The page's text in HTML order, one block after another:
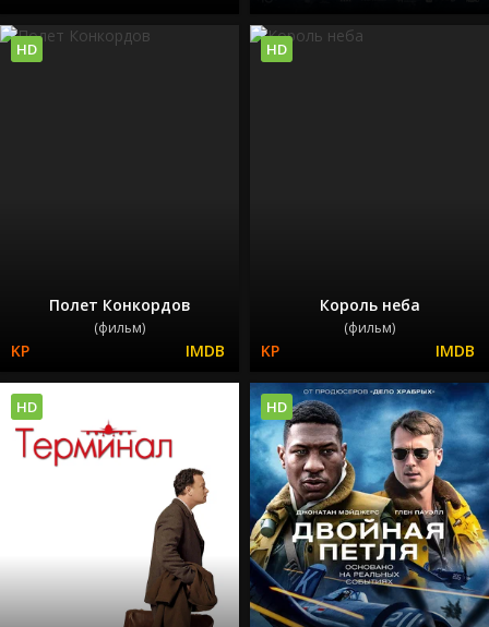
Полет Конкордов
(фильм)
HD
Король неба
(фильм)
HD
HD HD